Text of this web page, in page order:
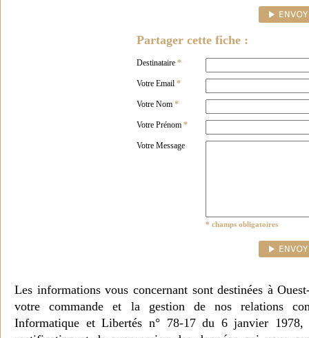
Partager cette fiche :
Destinataire *
Votre Email *
Votre Nom *
Votre Prénom *
Votre Message
* champs obligatoires
Les informations vous concernant sont destinées à
votre commande et la gestion de nos relations
Informatique et Libertés n° 78-17 du 6 janvier 1978,